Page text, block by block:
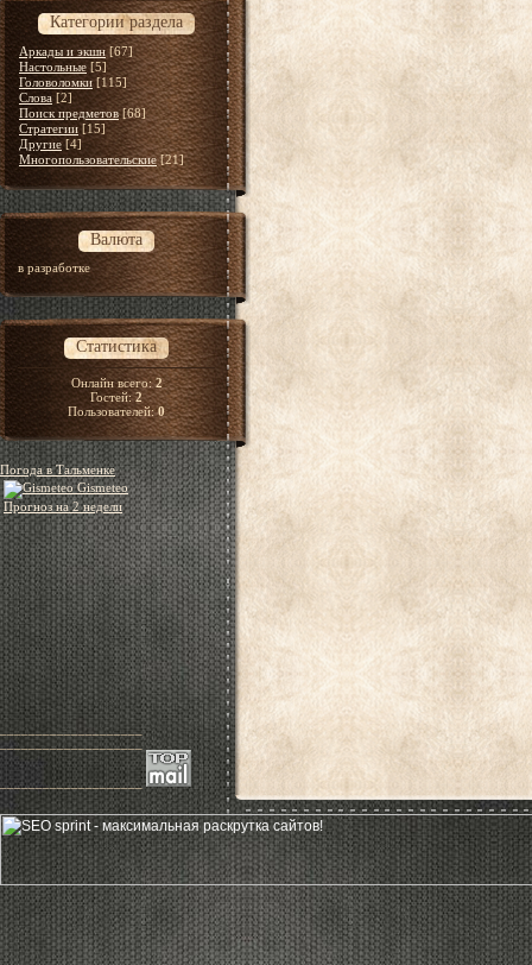
Категории раздела
Аркады и экшн [67]
Настольные [5]
Головоломки [115]
Слова [2]
Поиск предметов [68]
Стратегии [15]
Другие [4]
Многопользовательские [21]
Валюта
в разработке
Статистика
Онлайн всего:2
Гостей:2
Пользователей:0
Погода в Тальменке
Gismeteo
Прогноз на 2 недели
____________________
____________________
____________________